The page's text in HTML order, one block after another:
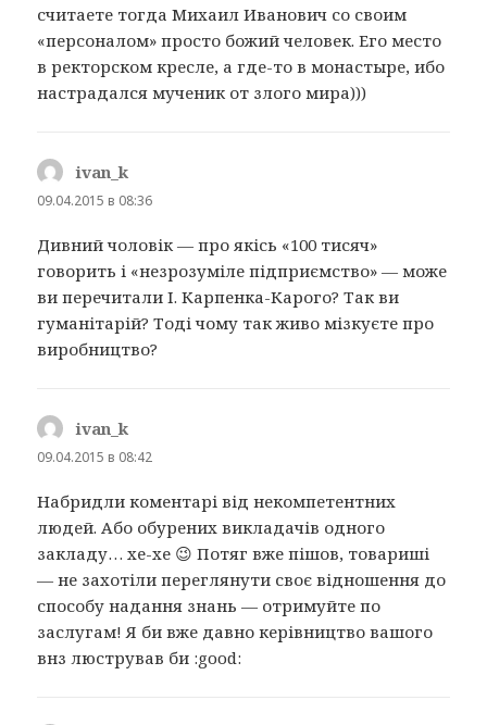
считаете тогда Михаил Иванович со своим
«персоналом» просто божий человек. Его место
в ректорском кресле, а где-то в монастыре, ибо
настрадался мученик от злого мира)))
ivan_k
09.04.2015 в 08:36
Дивний чоловік — про якісь «100 тисяч»
говорить і «незрозуміле підприємство» — може
ви перечитали І. Карпенка-Карого? Так ви
гуманітарій? Тоді чому так живо мізкуєте про
виробництво?
ivan_k
09.04.2015 в 08:42
Набридли коментарі від некомпетентних
людей. Або обурених викладачів одного
закладу… хе-хе 😉 Потяг вже пішов, товариші
— не захотіли переглянути своє відношення до
способу надання знань — отримуйте по
заслугам! Я би вже давно керівництво вашого
внз люстрував би :good: